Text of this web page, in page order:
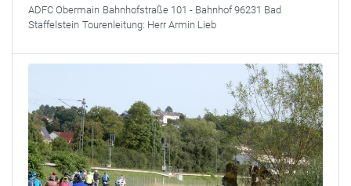
ADFC Obermain Bahnhofstraße 101 - Bahnhof 96231 Bad
Staffelstein Tourenleitung: Herr Armin Lieb